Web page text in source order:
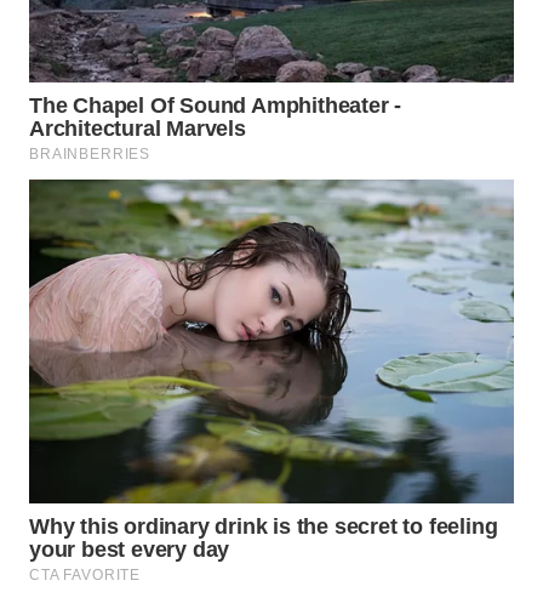
WN
PRIANGAN
TIMUR
WN
SEMARANG
WN
SOLO
WN
BOROBUDUR
WN
WN
SURABAYA